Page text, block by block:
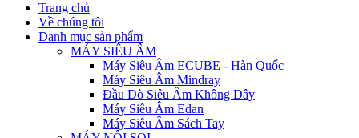
Trang chủ
Về chúng tôi
Danh mục sản phẩm
MÁY SIÊU ÂM
Máy Siêu Âm ECUBE - Hàn Quốc
Máy Siêu Âm Mindray
Đầu Dò Siêu Âm Không Dây
Máy Siêu Âm Edan
Máy Siêu Âm Sách Tay